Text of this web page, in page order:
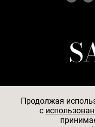
Продолжая
c